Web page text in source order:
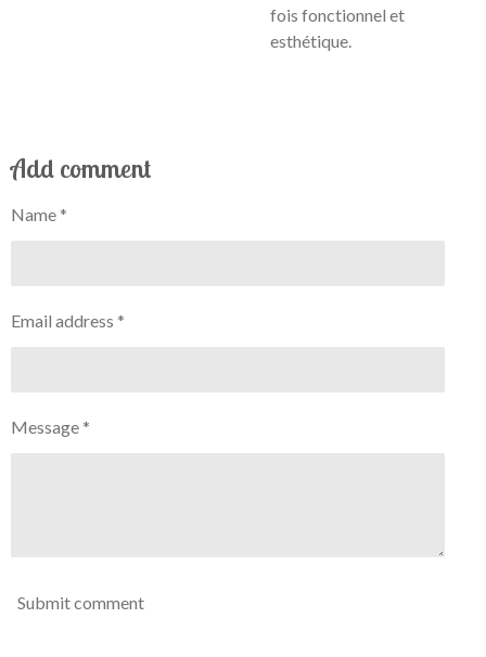
fois fonctionnel et
esthétique.
Add comment
Name *
Email address *
Message *
Submit comment